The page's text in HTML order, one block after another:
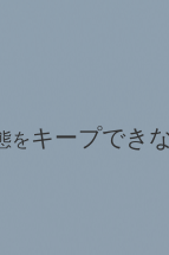
を キープでき